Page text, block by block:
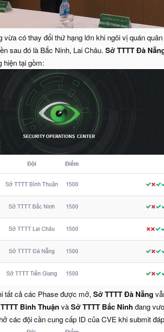
vừa có thay đổi thứ hạng lớn khi ngôi vị quán
sau đó là Bắc Ninh, Lai Châu. Sở TTTT Đà
hiện tại gồm:
tất cả các Phase được mở, Sở TTTT Đà Nẵng
Bình ThuậnvàSở TTTT Bắc Ninhđang
các đội cần cung cấp ID của CVE khi submit